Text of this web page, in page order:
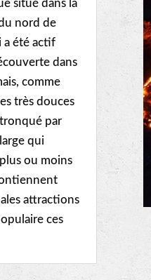
situé dans la
nord de
a été actif
dans
comme
très douces
par
qui
ou moins
attractions
ces